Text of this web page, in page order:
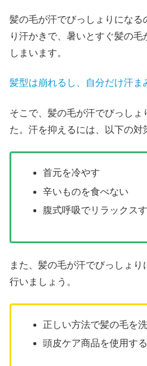
髪の毛が汗でびっしょりになる
り汗かきで、暑いとすぐ髪の
しまいます。
髪型は崩れるし、自分だけ汗ま
そこで、髪の毛が汗でびっしょ
た。汗を抑えるには、以下の対
首元を冷やす
辛いものを食べない
腹式呼吸でリラックス
また、髪の毛が汗でびっしょ
行いましょう。
正しい方法で髪の毛を
頭皮ケア商品を使用する